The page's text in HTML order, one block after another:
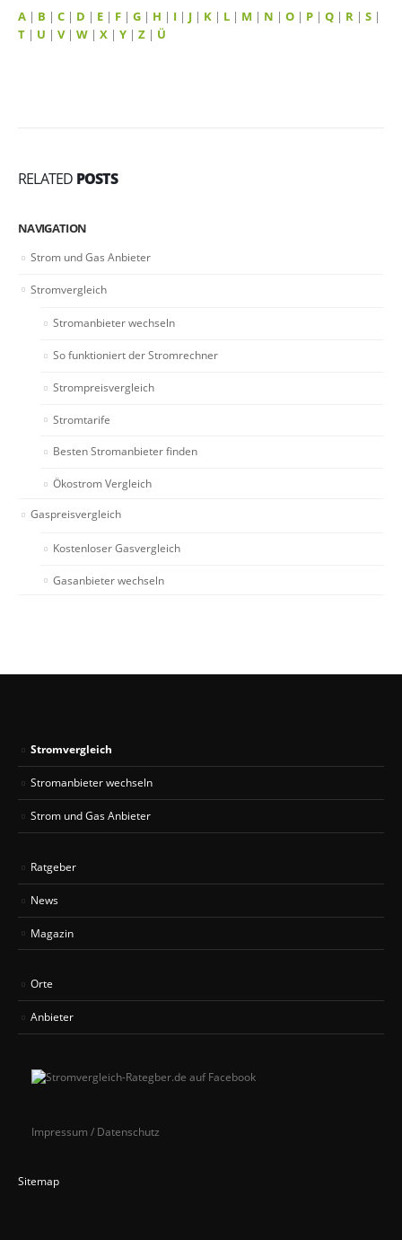
A | B | C | D | E | F | G | H | I | J | K | L | M | N | O | P | Q | R | S |
T | U | V| W | X | Y | Z | Ü
RELATED POSTS
NAVIGATION
Strom und Gas Anbieter
Stromvergleich
Stromanbieter wechseln
So funktioniert der Stromrechner
Strompreisvergleich
Stromtarife
Besten Stromanbieter finden
Ökostrom Vergleich
Gaspreisvergleich
Kostenloser Gasvergleich
Gasanbieter wechseln
Stromvergleich
Stromanbieter wechseln
Strom und Gas Anbieter
Ratgeber
News
Magazin
Orte
Anbieter
Impressum / Datenschutz
Sitemap